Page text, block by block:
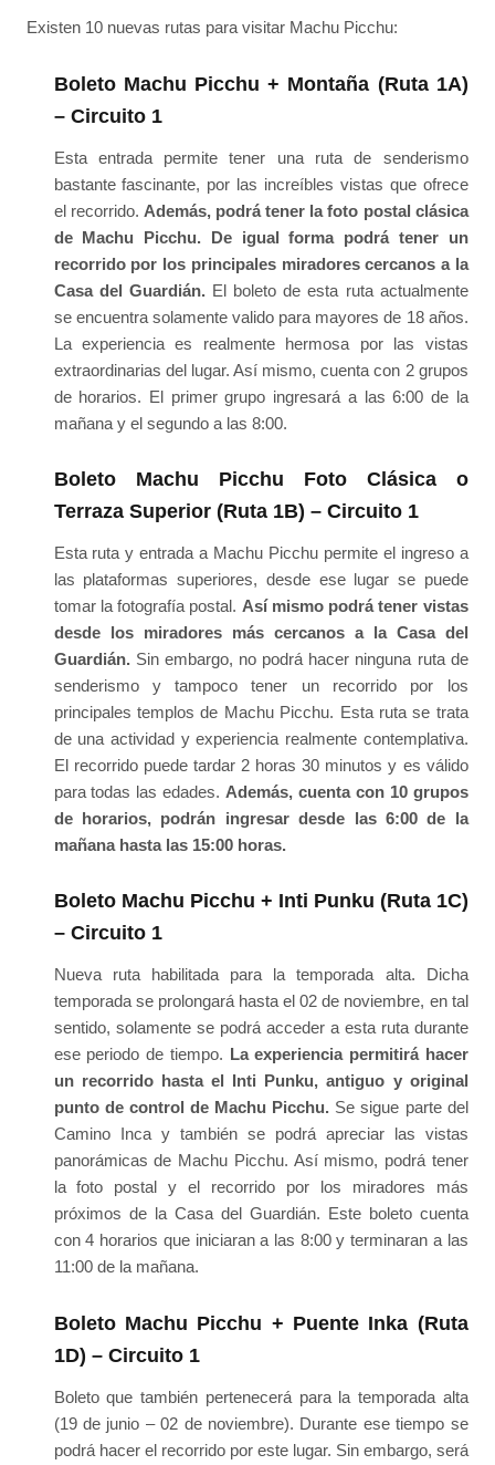
Existen 10 nuevas rutas para visitar Machu Picchu:
Boleto Machu Picchu + Montaña (Ruta 1A)
– Circuito 1
Esta entrada permite tener una ruta de senderismo
bastante fascinante, por las increíbles vistas que ofrece
el recorrido. Además, podrá tener la foto postal clásica
de Machu Picchu. De igual forma podrá tener un
recorrido por los principales miradores cercanos a la
Casa del Guardián.El boleto de esta ruta actualmente
se encuentra solamente valido para mayores de 18 años.
La experiencia es realmente hermosa por las vistas
extraordinarias del lugar. Así mismo, cuenta con 2 grupos
de horarios. El primer grupo ingresará a las 6:00 de la
mañana y el segundo a las 8:00.
Boleto Machu Picchu Foto Clásica o
Terraza Superior (Ruta 1B) – Circuito 1
Esta ruta y entrada a Machu Picchu permite el ingreso a
las plataformas superiores, desde ese lugar se puede
tomar la fotografía postal. Así mismo podrá tener vistas
desde los miradores más cercanos a la Casa del
Guardián.Sin embargo, no podrá hacer ninguna ruta de
senderismo y tampoco tener un recorrido por los
principales templos de Machu Picchu. Esta ruta se trata
de una actividad y experiencia realmente contemplativa.
El recorrido puede tardar 2 horas 30 minutos y es válido
para todas las edades. Además, cuenta con 10 grupos
de horarios, podrán ingresar desde las 6:00 de la
mañana hasta las 15:00 horas.
Boleto Machu Picchu + Inti Punku (Ruta 1C)
– Circuito 1
Nueva ruta habilitada para la temporada alta. Dicha
temporada se prolongará hasta el 02 de noviembre, en tal
sentido, solamente se podrá acceder a esta ruta durante
ese periodo de tiempo. La experiencia permitirá hacer
un recorrido hasta el Inti Punku, antiguo y original
punto de control de Machu Picchu. Se sigue parte del
Camino Inca y también se podrá apreciar las vistas
panorámicas de Machu Picchu. Así mismo, podrá tener
la foto postal y el recorrido por los miradores más
próximos de la Casa del Guardián. Este boleto cuenta
con 4 horarios que iniciaran a las 8:00 y terminaran a las
11:00 de la mañana.
Boleto Machu Picchu + Puente Inka (Ruta
1D) – Circuito 1
Boleto que también pertenecerá para la temporada alta
(19 de junio – 02 de noviembre). Durante ese tiempo se
podrá hacer el recorrido por este lugar. Sin embargo, será